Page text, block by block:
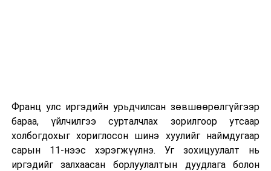
2026 оны 9 дүгээр сарын 13-наас оюутнуудыг
дотуур байранд оруулж эхэлнэ.
Сургууль, цэцэрлэгийн үйл ажиллагааны
зохицуулалт
Франц улс иргэдийн урьдчилсан зөвшөөрөлгүйгээр
бараа, үйлчилгээ сурталчлах зорилгоор утсаар
холбогдохыг хориглосон шинэ хуулийг наймдугаар
сарын 11-нээс хэрэгжүүлнэ. Уг зохицуулалт нь
иргэдийг залхаасан борлуулалтын дуудлага болон